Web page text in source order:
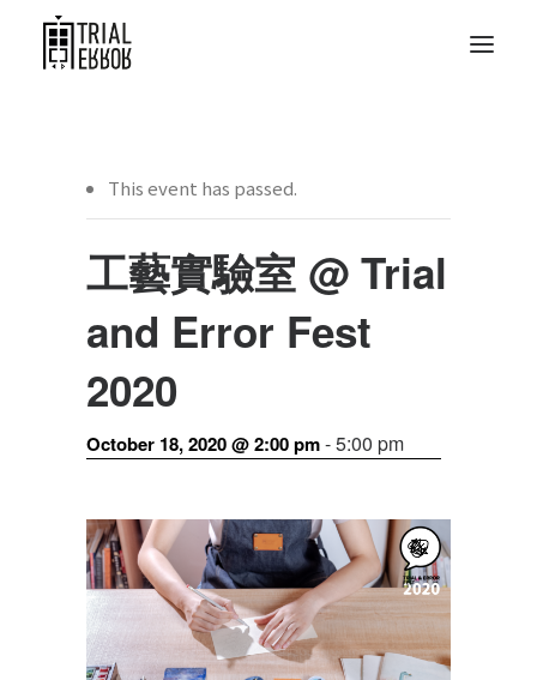
This event has passed.
工藝實驗室 @ Trial
and Error Fest
2020
October 18, 2020 @ 2:00 pm-5:00 pm